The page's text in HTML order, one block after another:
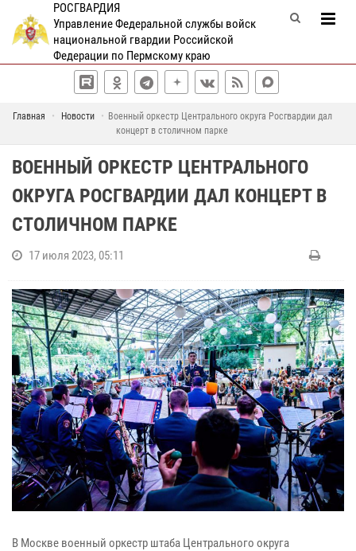
РОСГВАРДИЯ
Управление Федеральной службы войск
национальной гвардии Российской
Федерации по Пермскому краю
Главная Новости
Военный оркестр Центрального округа Росгвардии дал
концерт в столичном парке
ВОЕННЫЙ ОРКЕСТР ЦЕНТРАЛЬНОГО
ОКРУГА РОСГВАРДИИ ДАЛ КОНЦЕРТ В
СТОЛИЧНОМ ПАРКЕ
17 июля 2023, 05:11
В Москве военный оркестр штаба Центрального округа